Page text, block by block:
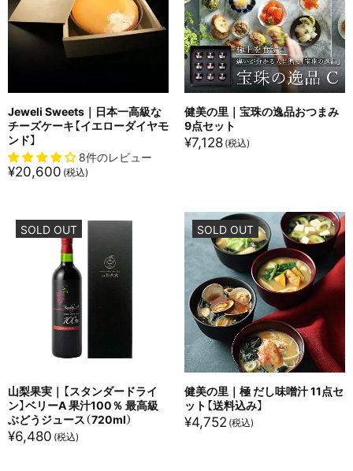
Jeweli Sweets｜日本一高級な
チーズケーキ【イエローダイヤモ
ンド】
8件のレビュー
¥20,600
健美の里｜宝珠の逸品おつまみ
9点セット
¥7,128
SOLD OUT
山梨果実｜【スタンダードライ
ン】ベリーA 果汁100％ 最高級
ぶどうジュース（720ml）
¥6,480
SOLD OUT
健美の里｜極 だし味噌汁 11点セ
ット【送料込み】
¥4,752